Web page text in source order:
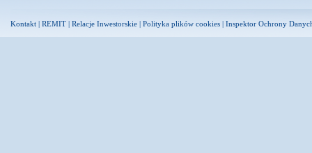
Kontakt | REMIT | Relacje Inwestorskie | Polityka plików cookies | Inspektor Ochrony